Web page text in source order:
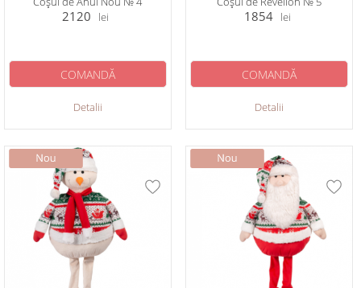
2120 lei
Detalii
COMANDĂ
1854 lei
Detalii
COMANDĂ